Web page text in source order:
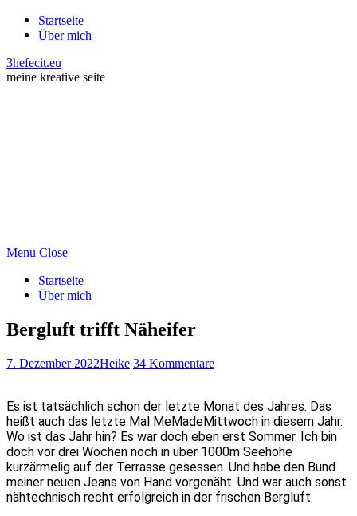
Startseite
Über mich
3hefecit.eu
meine kreative seite
Menu Close
Startseite
Über mich
Bergluft trifft Näheifer
7. Dezember 2022Heike 34 Kommentare
Es ist tatsächlich schon der letzte Monat des Jahres. Das
heißt auch das letzte Mal MeMadeMittwoch in diesem Jahr.
Wo ist das Jahr hin? Es war doch eben erst Sommer. Ich bin
doch vor drei Wochen noch in über 1000m Seehöhe
kurzärmelig auf der Terrasse gesessen. Und habe den Bund
meiner neuen Jeans von Hand vorgenäht. Und war auch sonst
nähtechnisch recht erfolgreich in der frischen Bergluft.